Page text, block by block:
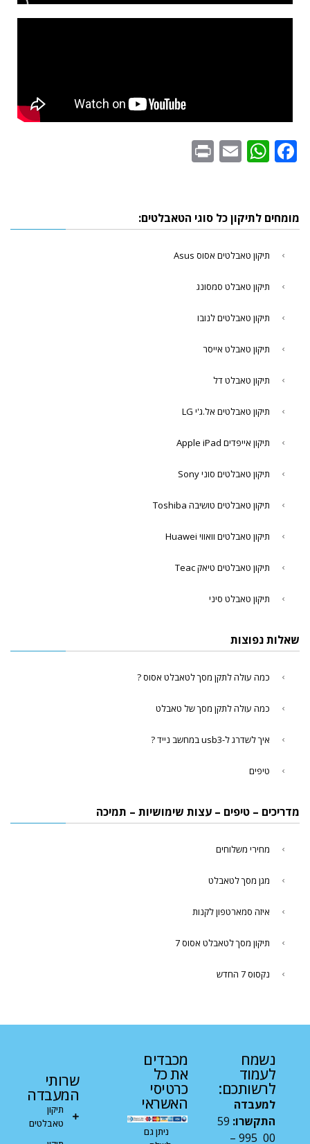
Facebook
WhatsApp
Email
מומחים לתיקון כל סוגי הטאבלטים:
תיקון טאבלטים אסוס Asus
תיקון טאבלט סמסונג
תיקון טאבלטים לנובו
תיקון טאבלט אייסר
תיקון טאבלט דל
תיקון טאבלטים אל.ג'י LG
תיקון אייפדים Apple iPad
תיקון טאבלטים סוני Sony
תיקון טאבלטים טושיבה Toshiba
תיקון טאבלטים וואווי Huawei
תיקון טאבלטים טיאק Teac
תיקון טאבלט סיני
שאלות נפוצות
כמה עולה לתקן מסך לטאבלט אסוס ?
כמה עולה לתקן מסך של טאבלט
איך לשדרג ל-usb3 במחשב נייד ?
טיפים
מדריכים – טיפים – עצות שימושיות – תמיכה
מחירי משלוחים
מגן מסך לטאבלט
איזה סמארטפון לקנות
תיקון מסך לטאבלט אסוס 7
נקסוס 7 החדש
נשמח
לעמוד
לרשותכם:
למעבדה
התקשרו: 59
00 995 –
מכבדים
את כל
כרטיסי
האשראי
ניתן גם
שרותי
המעבדה
תיקון
טאבלטים